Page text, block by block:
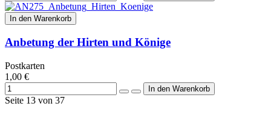
In den Warenkorb
Anbetung der Hirten und Könige
Postkarten
1,00 €
Seite 13 von 37